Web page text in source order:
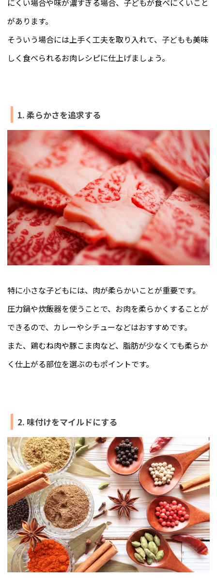
にくい場合や味が濃すぎる場合、子どもが食べにくいこと
があります。
そういう場合には上手く工夫を取り入れて、子どもも美味
しく食べられるお肉レシピに仕上げましょう。
1. 柔らかさを追求する
特に小さな子どもには、肉が柔らかいことが重要です。
圧力鍋や炊飯器を使うことで、お肉を柔らかくすることが
できるので、カレーやシチューなどはおすすめです。
また、鶏むね肉や豚こま肉など、脂肪が少なくても柔らか
く仕上がる部位を選ぶのもポイントです。
2. 味付けをマイルドにする